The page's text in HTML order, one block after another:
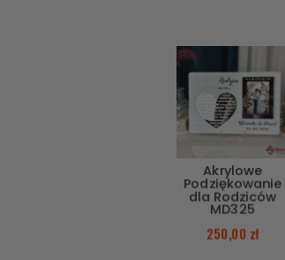
Akrylowe
Podziękowanie
dla Rodziców
MD325
250,00 zł